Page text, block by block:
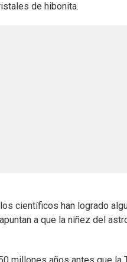
de hibonita.
científicos han logrado
a que la niñez del